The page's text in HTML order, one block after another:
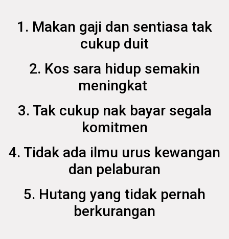
1. Makan gaji dan sentiasa tak
cukup duit
2. Kos sara hidup semakin
meningkat
3. Tak cukup nak bayar segala
komitmen
4. Tidak ada ilmu urus kewangan
dan pelaburan
5. Hutang yang tidak pernah
berkurangan